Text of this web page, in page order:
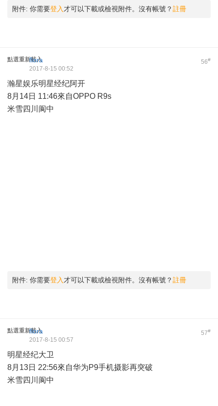
附件: 你需要登入 才可以下載或檢視附件。沒有帳號？註冊
點選重新載入 56#
flora
2017-8-15 00:52
瀚星娱乐明星经纪阿开
8月14日 11:46來自OPPO R9s
米雪四川阆中 ​​​​
附件: 你需要登入 才可以下載或檢視附件。沒有帳號？註冊
點選重新載入 57#
flora
2017-8-15 00:57
明星经纪大卫
8月13日 22:56來自华为P9手机摄影再突破
米雪四川阆中 ​​​​